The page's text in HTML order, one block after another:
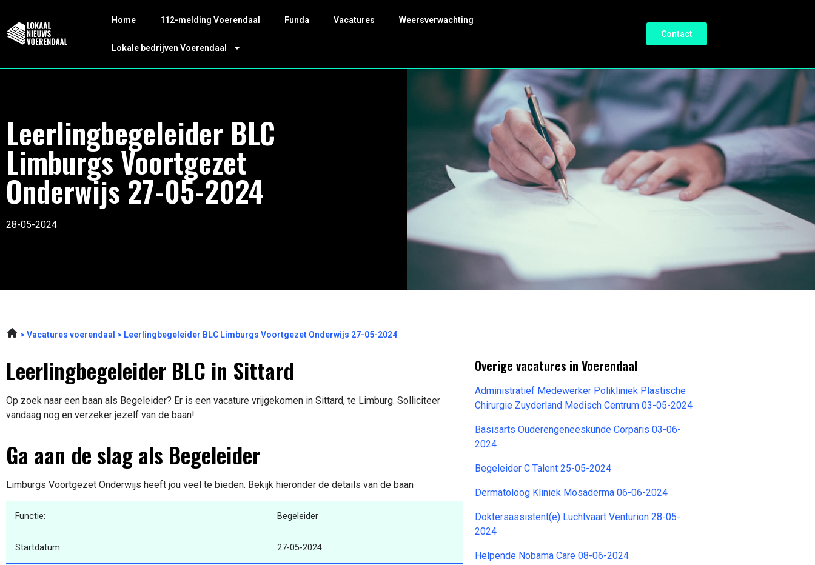
Home 112-melding Voerendaal Funda Vacatures Weersverwachting
Lokale bedrijven Voerendaal
Contact
Leerlingbegeleider BLC
Limburgs Voortgezet
Onderwijs 27-05-2024
28-05-2024
Vacatures voerendaal Leerlingbegeleider BLC Limburgs Voortgezet Onderwijs 27-05-2024
Leerlingbegeleider BLC in Sittard
Op zoek naar een baan als Begeleider? Er is een vacature vrijgekomen in Sittard, te Limburg. Solliciteer
vandaag nog en verzeker jezelf van de baan!
Ga aan de slag als Begeleider
Limburgs Voortgezet Onderwijs heeft jou veel te bieden. Bekijk hieronder de details van de baan
Functie: Begeleider
Startdatum: 27-05-2024
Overige vacatures in Voerendaal
Administratief Medewerker Polikliniek Plastische
Chirurgie Zuyderland Medisch Centrum 03-05-2024
Basisarts Ouderengeneeskunde Corparis 03-06-
2024
Begeleider C Talent 25-05-2024
Dermatoloog Kliniek Mosaderma 06-06-2024
Doktersassistent(e) Luchtvaart Venturion 28-05-
2024
Helpende Nobama Care 08-06-2024